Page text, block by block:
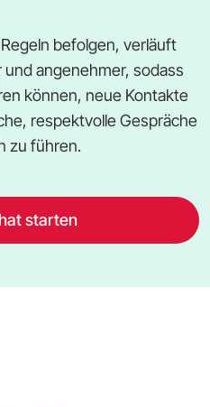
befolgen, verläuft
angenehmer, sodass
können, neue Kontakte
respektvolle Gespräche
zu führen.
starten